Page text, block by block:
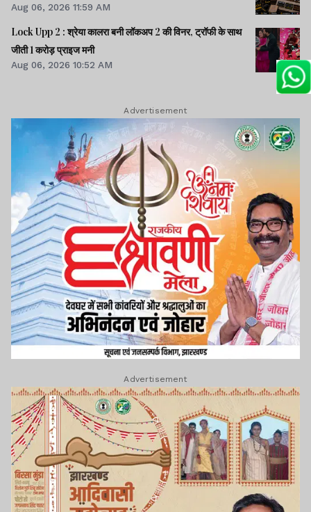
Aug 06, 2026 11:59 AM
Lock Upp 2 : श्रेया कालरा बनी लॉकअप 2 की विनर, ट्रॉफी के साथ
जीती 1 करोड़ प्राइज मनी
Aug 06, 2026 10:52 AM
Advertisement
Advertisement